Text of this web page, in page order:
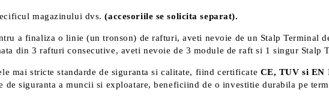
magazinului dvs.(accesoriile se solicita separat).
a finaliza o linie (un tronson) de rafturi, aveti nevoie de un Stalp Terminal
din 3 rafturi consecutive, aveti nevoie de 3 module de raft si 1 singur Stalp
mai stricte standarde de siguranta si calitate, fiind certificate CE, TUV si EN
de siguranta a muncii si exploatare, beneficiind de o investitie durabila pe